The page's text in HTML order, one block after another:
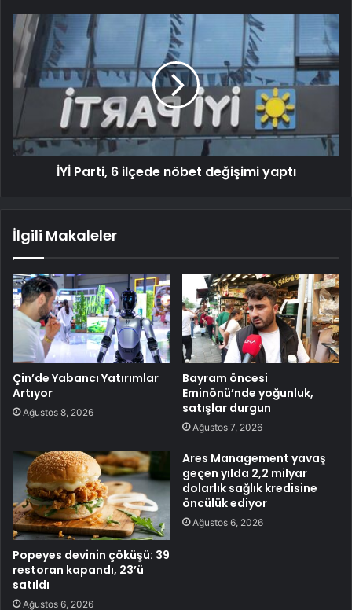
İYİ Parti, 6 ilçede nöbet değişimi yaptı
İlgili Makaleler
Çin’de Yabancı Yatırımlar
Artıyor
Ağustos 8, 2026
Bayram öncesi
Eminönü’nde yoğunluk,
satışlar durgun
Ağustos 7, 2026
Popeyes devinin çöküşü: 39
restoran kapandı, 23’ü
satıldı
Ağustos 6, 2026
Ares Management yavaş
geçen yılda 2,2 milyar
dolarlık sağlık kredisine
öncülük ediyor
Ağustos 6, 2026